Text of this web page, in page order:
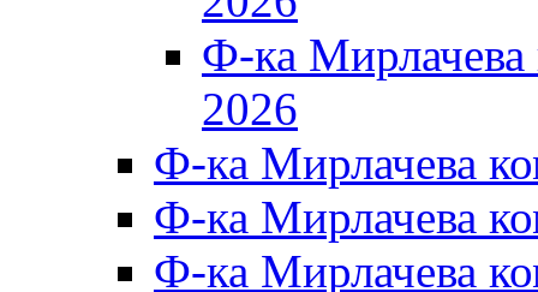
Ф-ка
2026
Ф-ка Мирлачева
Ф-ка Мирлачева
Ф-ка Мирлачева